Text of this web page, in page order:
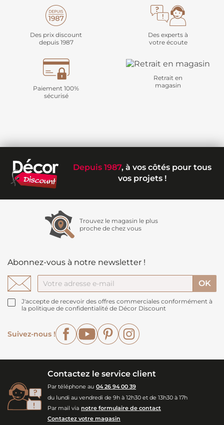
Des prix discount
depuis 1987
Des experts à
votre écoute
Paiement 100%
sécurisé
Retrait en
magasin
Depuis 1987, à vos côtés pour tous
vos projets !
Trouvez le magasin le plus
proche de chez vous
Abonnez-vous à notre newsletter !
J'accepte de recevoir des offres commerciales conformément à
la politique de confidentialité de Décor Discount
Suivez-nous !
FacebookYouTubePinterest
Contactez le service client
Par téléphone au 04 26 94 00 39
du lundi au vendredi de 9h à 12h30 et de 13h30 à 17h
Par mail via notre formulaire de contact
Contactez votre magasin